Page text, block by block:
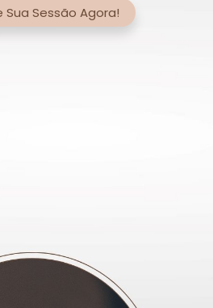
Sua Sessão Agora!